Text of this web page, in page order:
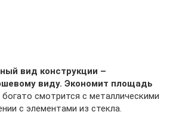
вид конструкции –
виду. Экономит площадь
богато смотрится с металлическими
с элементами из стекла.